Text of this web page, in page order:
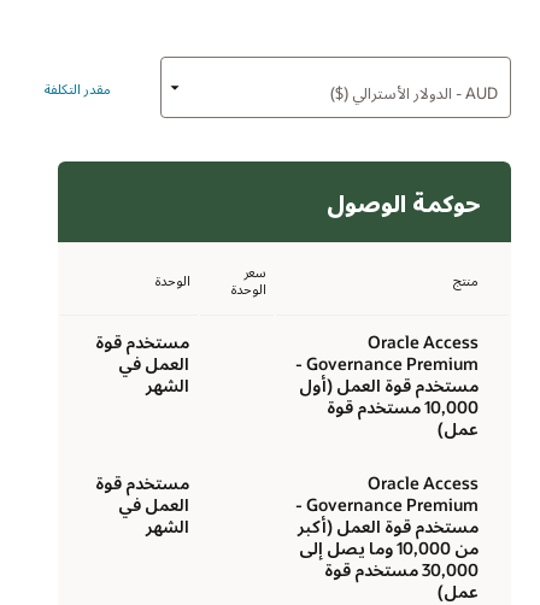
مقدر التكلفة
حوكمة الوصول
منتج
سعر
الوحدة
الوحدة
Oracle Access
Governance Premium -
مستخدم قوة العمل (أول
10,000 مستخدم قوة
عمل)
مستخدم قوة
العمل في
الشهر
Oracle Access
Governance Premium -
مستخدم قوة العمل (أكبر
من 10,000 وما يصل إلى
30,000 مستخدم قوة
عمل)
مستخدم قوة
العمل في
الشهر